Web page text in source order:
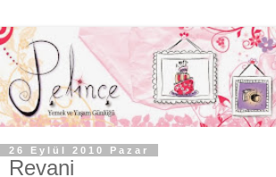
26 Eylül 2010 Pazar
Revani